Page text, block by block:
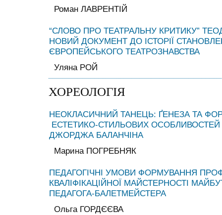
Роман ЛАВРЕНТІЙ
“СЛОВО ПРО ТЕАТРАЛЬНУ КРИТИКУ”
НОВИЙ ДОКУМЕНТ ДО ІСТОРІЇ
ЄВРОПЕЙСЬКОГО ТЕАТРОЗНАВСТВА
Уляна РОЙ
ХОРЕОЛОГІЯ
НЕОКЛАСИЧНИЙ ТАНЕЦЬ: ҐЕНЕЗА ТА
ЕСТЕТИКО-СТИЛЬОВИХ ОСОБЛИВОСТЕЙ
ДЖОРДЖА БАЛАНЧІНА
Марина ПОГРЕБНЯК
ПЕДАГОГІЧНІ УМОВИ ФОРМУВАННЯ
КВАЛІФІКАЦІЙНОЇ МАЙСТЕРНОСТІ
ПЕДАГОГА-БАЛЕТМЕЙСТЕРА
Ольга ГОРДЄЄВА